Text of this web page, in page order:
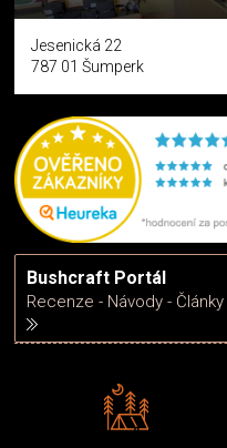
Jesenická 22
787 01 Šumperk
Bushcraft Portál
Recenze - Návody - Články